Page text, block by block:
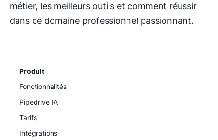
métier, les meilleurs outils et comment réussir
dans ce domaine professionnel passionnant.
Produit
Fonctionnalités
Pipedrive IA
Tarifs
Intégrations